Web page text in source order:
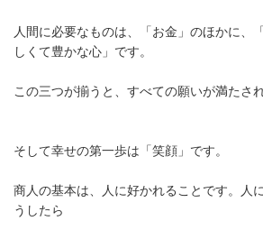
人間に必要なものは、「お金」のほかに、
しくて豊かな心」です。
この三つが揃うと、すべての願いが満たさ
そして幸せの第一歩は「笑顔」です。
商人の基本は、人に好かれることです。人
うしたら